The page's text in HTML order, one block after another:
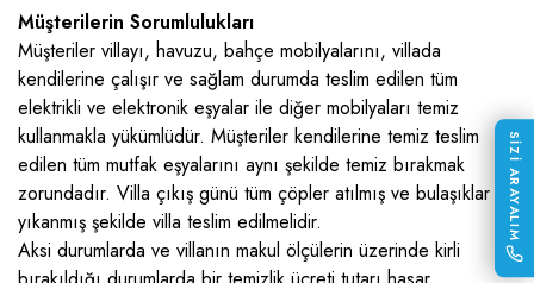
Müşterilerin Sorumlulukları
Müşteriler villayı, havuzu, bahçe mobilyalarını, villada
kendilerine çalışır ve sağlam durumda teslim edilen tüm
elektrikli ve elektronik eşyalar ile diğer mobilyaları temiz
kullanmakla yükümlüdür. Müşteriler kendilerine temiz teslim
edilen tüm mutfak eşyalarını aynı şekilde temiz bırakmak
zorundadır. Villa çıkış günü tüm çöpler atılmış ve bulaşıklar
yıkanmış şekilde villa teslim edilmelidir.
Aksi durumlarda ve villanın makul ölçülerin üzerinde kirli
SİZİ ARAYALIM